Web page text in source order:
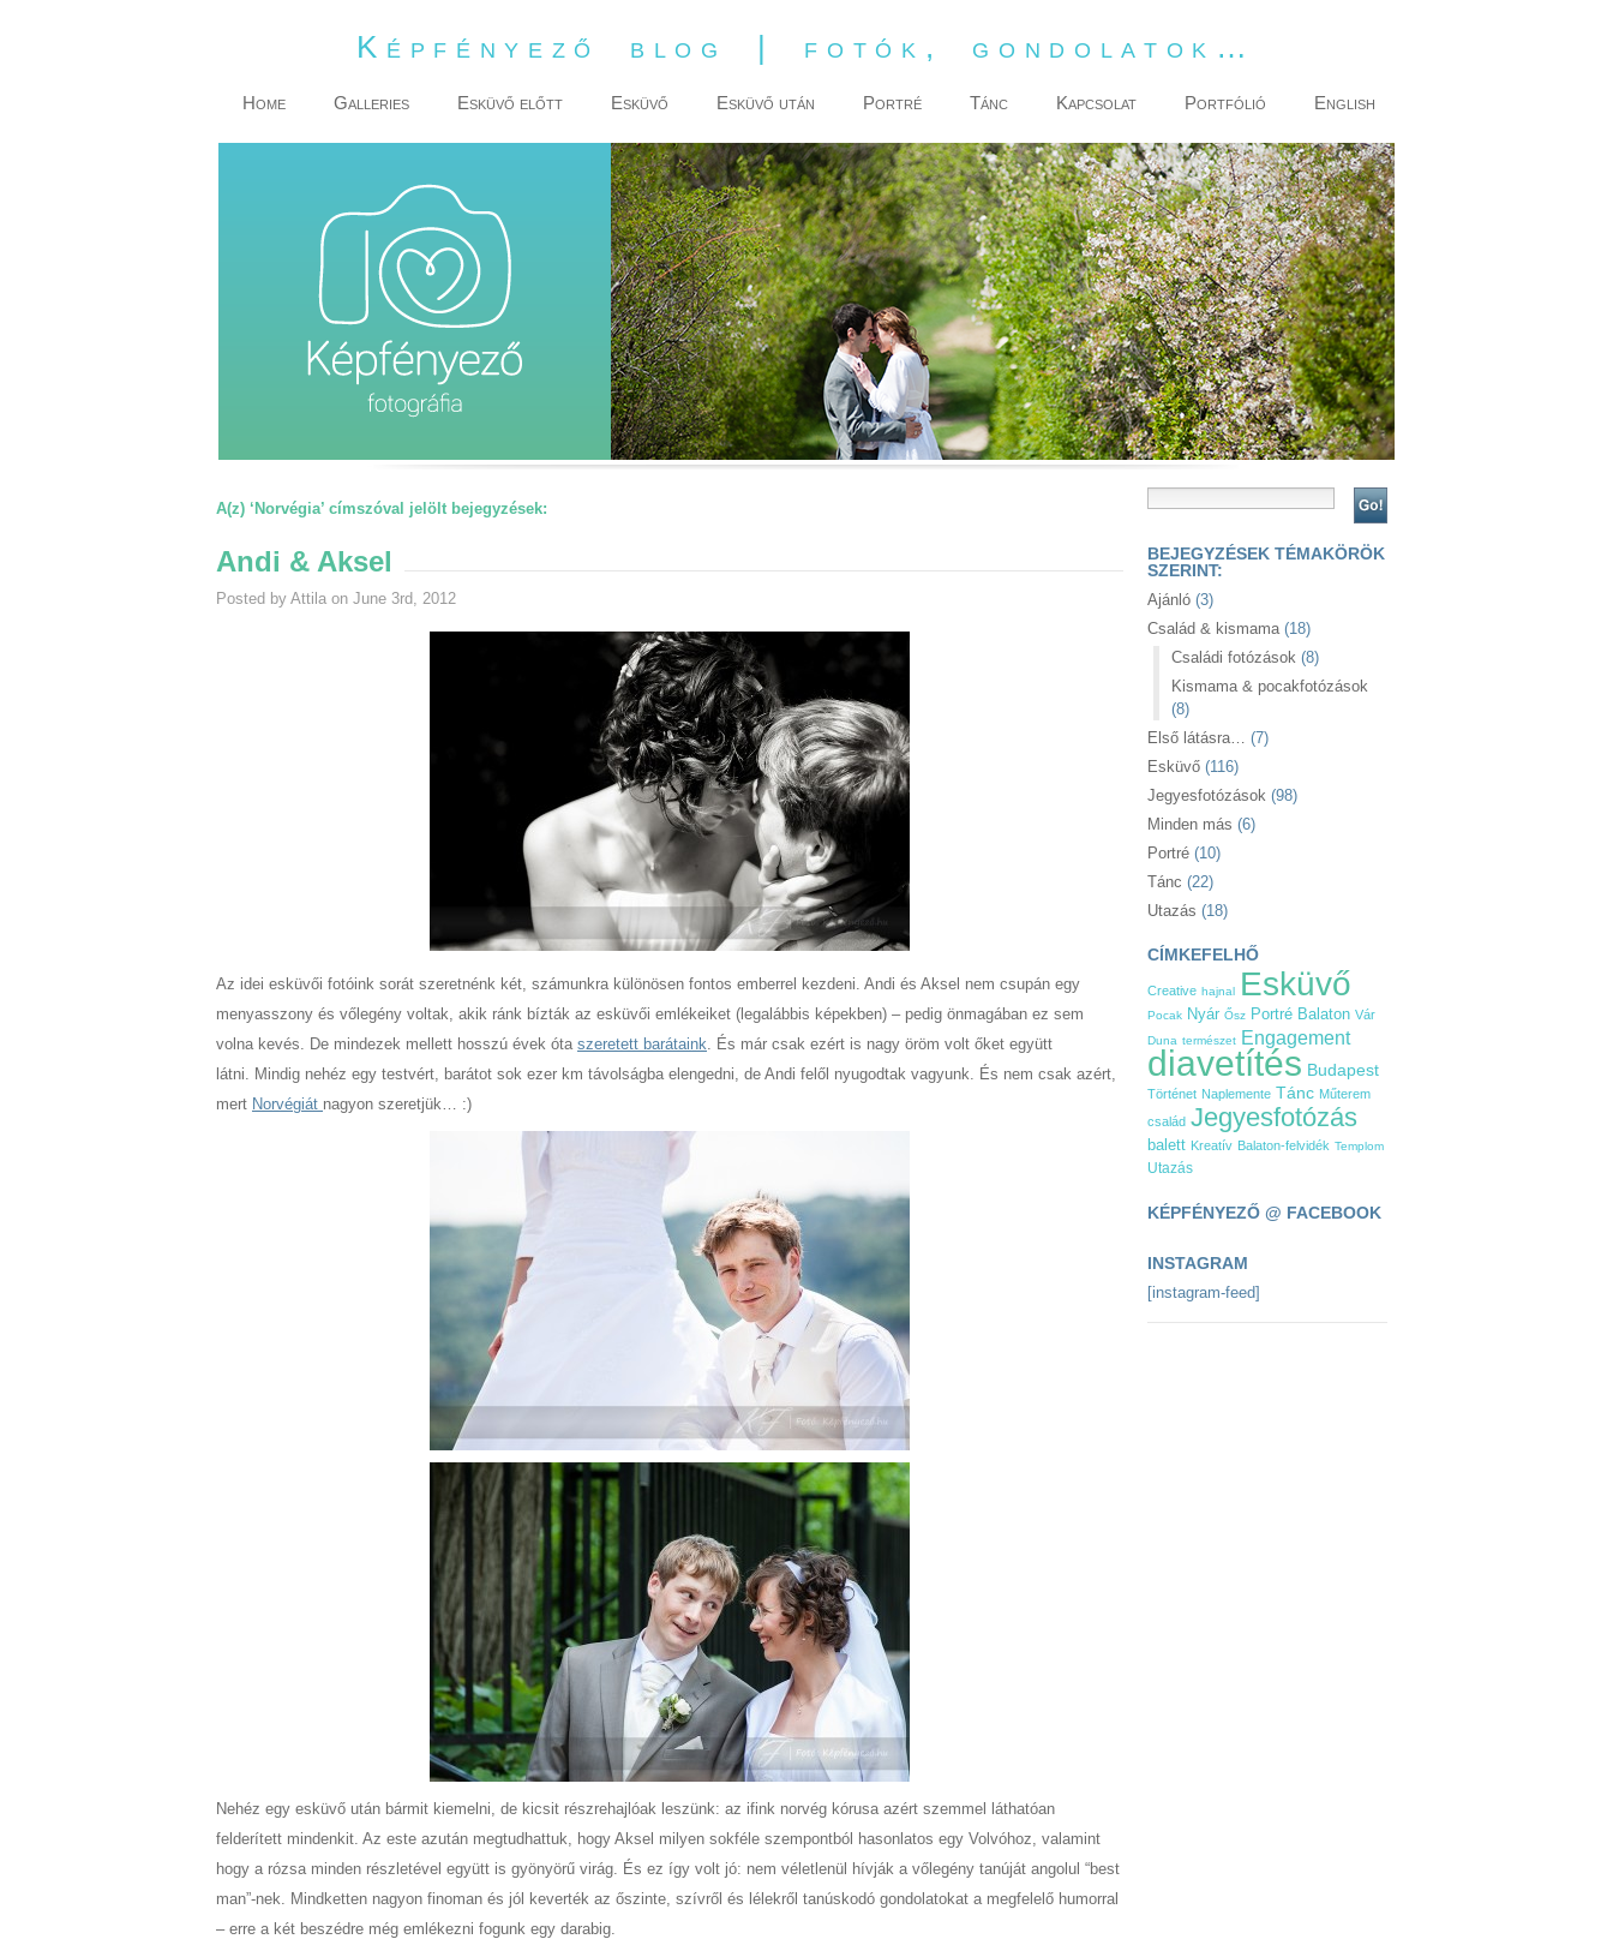
Képfényező blog | fotók, gondolatok…
Home Galleries Esküvő előtt Esküvő Esküvő után Portré Tánc Kapcsolat Portfólió English
A(z) ‘Norvégia’ címszóval jelölt bejegyzések:
Andi & Aksel
Posted by Attila on June 3rd, 2012
Az idei esküvői fotóink sorát szeretnénk két, számunkra különösen fontos emberrel kezdeni. Andi és Aksel nem csupán egy
menyasszony és vőlegény voltak, akik ránk bízták az esküvői emlékeiket (legalábbis képekben) – pedig önmagában ez sem
volna kevés. De mindezek mellett hosszú évek óta szeretett barátaink. És már csak ezért is nagy öröm volt őket együtt
látni. Mindig nehéz egy testvért, barátot sok ezer km távolságba elengedni, de Andi felől nyugodtak vagyunk. És nem csak azért,
mert Norvégiát nagyon szeretjük… :)
Nehéz egy esküvő után bármit kiemelni, de kicsit részrehajlóak leszünk: az ifink norvég kórusa azért szemmel láthatóan
felderített mindenkit. Az este azután megtudhattuk, hogy Aksel milyen sokféle szempontból hasonlatos egy Volvóhoz, valamint
hogy a rózsa minden részletével együtt is gyönyörű virág. És ez így volt jó: nem véletlenül hívják a vőlegény tanúját angolul “best
man”-nek. Mindketten nagyon finoman és jól keverték az őszinte, szívről és lélekről tanúskodó gondolatokat a megfelelő humorral
– erre a két beszédre még emlékezni fogunk egy darabig.
BEJEGYZÉSEK TÉMAKÖRÖK
SZERINT:
Ajánló (3)
Család & kismama(18)
Családi fotózások (8)
Kismama & pocakfotózások
(8)
Első látásra… (7)
Esküvő (116)
Jegyesfotózások (98)
Minden más (6)
Portré (10)
Tánc (22)
Utazás (18)
CÍMKEFELHŐ
Creative hajnal Esküvő
Pocak Nyár Ősz Portré Balaton Vár
Duna természet Engagement
diavetítés Budapest
Történet Naplemente Tánc Műterem
család Jegyesfotózás
balett Kreatív Balaton-felvidék Templom
Utazás
KÉPFÉNYEZŐ @ FACEBOOK
INSTAGRAM
[instagram-feed]